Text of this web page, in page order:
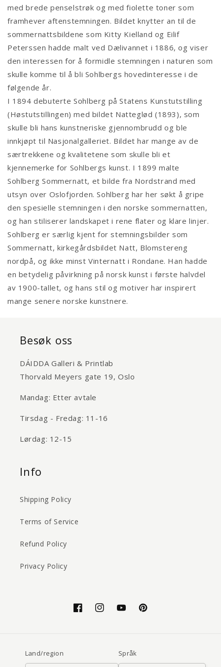
med brede penselstrøk og med fiolette toner som
framhever aftenstemningen. Bildet knytter an til de
sommernattsbildene som Kitty Kielland og Eilif
Peterssen hadde malt ved Dælivannet i 1886, og viser
den interessen for å formidle stemningen i naturen som
skulle komme til å bli Sohlbergs hovedinteresse i de
følgende år.
I 1894 debuterte Sohlberg på Statens Kunstutstilling
(Høstutstillingen) med bildet Natteglød (1893), som
skulle bli hans kunstneriske gjennombrudd og ble
innkjøpt til Nasjonalgalleriet. Bildet har mange av de
særtrekkene og kvalitetene som skulle bli et
kjennemerke for Sohlbergs kunst. I 1899 malte
Sohlberg Sommernatt, et bilde fra Nordstrand med
utsyn over Oslofjorden. Sohlberg har her søkt å gripe
den spesielle stemningen i den norske sommernatten,
og han stiliserer landskapet i rene flater og klare linjer.
Sohlberg er særlig kjent for stemningsbilder som
Sommernatt, kirkegårdsbildet Natt, Blomstereng
nordpå, og ikke minst Vinternatt i Rondane. Han hadde
en betydelig påvirkning på norsk kunst i første halvdel
av 1900-tallet, og hans stil og motiver har inspirert
mange senere norske kunstnere.
Besøk oss
DÁIDDA Galleri & Printlab
Thorvald Meyers gate 19, Oslo
Mandag: Etter avtale
Tirsdag - Fredag: 11-16
Lørdag: 12-15
Info
Shipping Policy
Terms of Service
Refund Policy
Privacy Policy
FacebookInstagramYouTubePinterest
Land/region Språk